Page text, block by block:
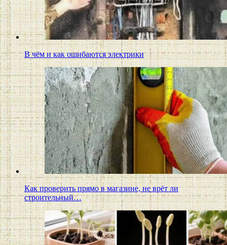
В чём и как ошибаются электрики
Как проверить прямо в магазине, не врёт ли
строительный…